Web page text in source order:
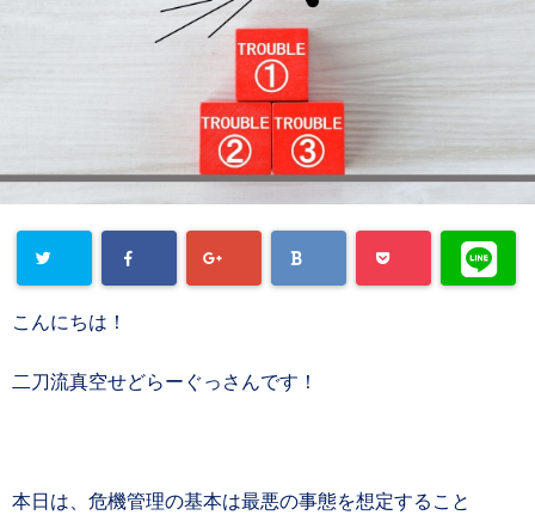
こんにちは！
二刀流真空せどらーぐっさんです！
本日は、危機管理の基本は最悪の事態を想定すること